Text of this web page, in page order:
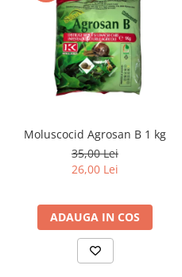
Moluscocid Agrosan B 1 kg
35,00 Lei
26,00 Lei
ADAUGA IN COS